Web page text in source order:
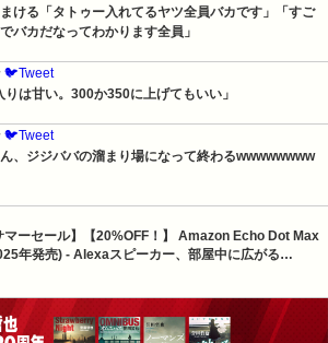
ける「タトゥー入れてるヤツ全員バカです」「すご
バカだなってわかります全員」
🐦Tweet
りは甘い。300か350に上げてもいい」
🐦Tweet
ん、ジジババの溜まり場になって終わるwwwwwwww
ーセール】【20%OFF！】 Amazon Echo Dot Max
年発売) - Alexaスピーカー、部屋中に広がる…